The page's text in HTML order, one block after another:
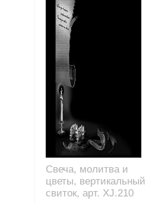
Свеча, молитва и
цветы, вертикальный
свиток, арт. XJ.210